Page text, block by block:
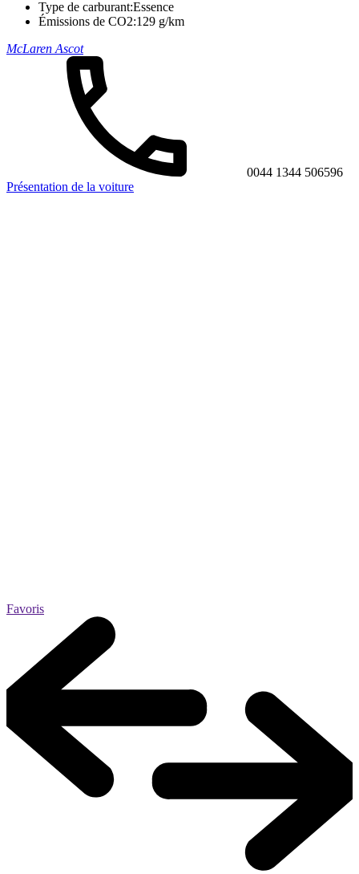
Type de carburant:Essence
Émissions de CO2:129 g/km
McLaren Ascot
0044 1344 506596
Présentation de la voiture
Favoris